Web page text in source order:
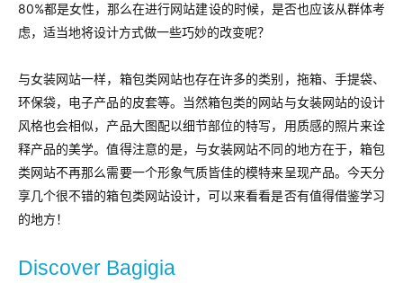
80%都是女性，那么在进行网站建设的时候，是否也应该从群体考
虑，适当地将设计方式做一些巧妙的改变呢？
与女装网站一样，箱包类网站也存在许多的类别，拖箱、手提袋、
环保袋，电子产品的皮套等。当然箱包类的网站与女装网站的设计
风格也会相似，产品大图配以细节部位的特写，用质感的照片来诠
释产品的美学。值得注意的是，与女装网站不同的地方在于，箱包
类网站不再那么需要一个形象气质皆佳的模特来呈现产品。今天分
享几个很不错的箱包类网站设计，可以来看看是否有值得借鉴学习
的地方！
Discover Bagigia